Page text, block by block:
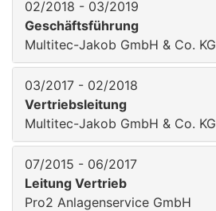
02/2018 - 03/2019
Geschäftsführung
Multitec-Jakob GmbH & Co. KG
03/2017 - 02/2018
Vertriebsleitung
Multitec-Jakob GmbH & Co. KG
07/2015 - 06/2017
Leitung Vertrieb
Pro2 Anlagenservice GmbH